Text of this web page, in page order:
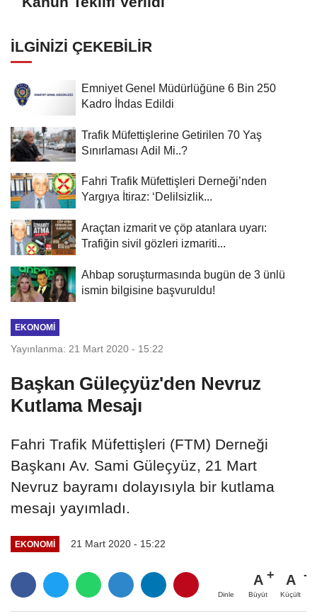
İLGINIZI ÇEKEBILIR
Emniyet Genel Müdürlüğüne 6 Bin 250
Kadro İhdas Edildi
Trafik Müfettişlerine Getirilen 70 Yaş
Sınırlaması Adil Mi..?
Fahri Trafik Müfettişleri Derneği’nden
Yargıya İtiraz: ‘Delilsizlik...
Araçtan izmarit ve çöp atanlara uyarı:
Trafiğin sivil gözleri izmariti...
Ahbap soruşturmasında bugün de 3 ünlü
ismin bilgisine başvuruldu!
EKONOMI
Yayınlanma: 21 Mart 2020 - 15:22
Başkan Güleçyüz'den Nevruz
Kutlama Mesajı
Fahri Trafik Müfettişleri (FTM) Derneği
Başkanı Av. Sami Güleçyüz, 21 Mart
Nevruz bayramı dolayısıyla bir kutlama
mesajı yayımladı.
EKONOMI 21 Mart 2020 - 15:22
Dinle
A
Büyüt
A
Küçült